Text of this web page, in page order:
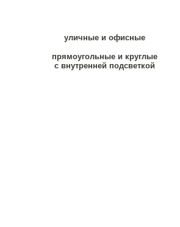
уличные и офисные
прямоугольные и круглые
с внутренней подсветкой